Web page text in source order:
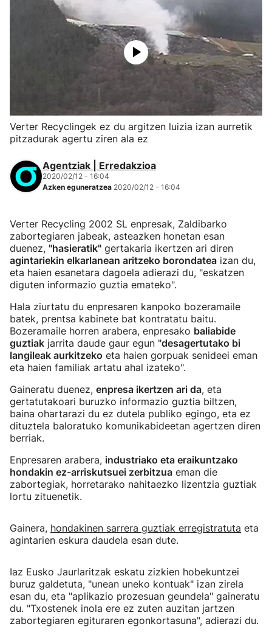
Verter Recyclingek ez du argitzen luizia izan aurretik
pitzadurak agertu ziren ala ez
Agentziak | Erredakzioa
2020/02/12 - 16:04
Azken eguneratzea 2020/02/12 - 16:04
Verter Recycling 2002 SL enpresak, Zaldibarko
zabortegiaren jabeak, asteazken honetan esan
duenez, "hasieratik" gertakaria ikertzen ari diren
agintariekin elkarlanean aritzeko borondatea izan du,
eta haien esanetara dagoela adierazi du, "eskatzen
diguten informazio guztia emateko".
Hala ziurtatu du enpresaren kanpoko bozeramaile
batek, prentsa kabinete bat kontratatu baitu.
Bozeramaile horren arabera, enpresako baliabide
guztiak jarrita daude gaur egun "desagertutako bi
langileak aurkitzeko eta haien gorpuak senideei eman
eta haien familiak artatu ahal izateko".
Gaineratu duenez, enpresa ikertzen ari da, eta
gertatutakoari buruzko informazio guztia biltzen,
baina ohartarazi du ez dutela publiko egingo, eta ez
dituztela baloratuko komunikabideetan agertzen diren
berriak.
Enpresaren arabera, industriako eta eraikuntzako
hondakin ez-arriskutsuei zerbitzua eman die
zabortegiak, horretarako nahitaezko lizentzia guztiak
lortu zituenetik.
Gainera, hondakinen sarrera guztiak erregistratuta eta
agintarien eskura daudela esan dute.
Iaz Eusko Jaurlaritzak eskatu zizkien hobekuntzei
buruz galdetuta, "unean uneko kontuak" izan zirela
esan du, eta "aplikazio prozesuan geundela" gaineratu
du. "Txostenek inola ere ez zuten auzitan jartzen
zabortegiaren egituraren egonkortasuna", adierazi du.